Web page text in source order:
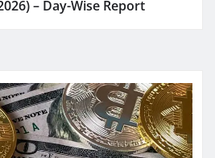
– Day-Wise Report